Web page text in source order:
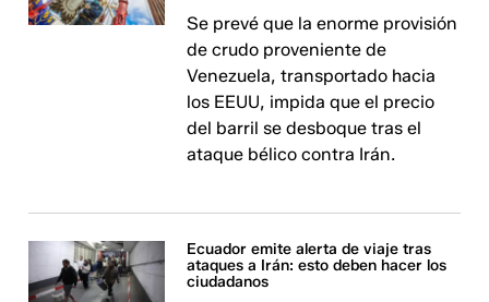
Se prevé que la enorme provisión
de crudo proveniente de
Venezuela, transportado hacia
los EEUU, impida que el precio
del barril se desboque tras el
ataque bélico contra Irán.
Ecuador emite alerta de viaje tras
ataques a Irán: esto deben hacer los
ciudadanos